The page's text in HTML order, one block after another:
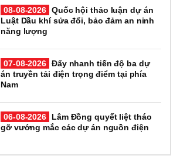
08-08-2026 Quốc hội thảo luận dự án
Luật Dầu khí sửa đổi, bảo đảm an ninh
năng lượng
07-08-2026 Đẩy nhanh tiến độ ba dự
án truyền tải điện trọng điểm tại phía
Nam
06-08-2026
Lâm Đồng quyết liệt tháo
gỡ vướng mắc các dự án nguồn điện